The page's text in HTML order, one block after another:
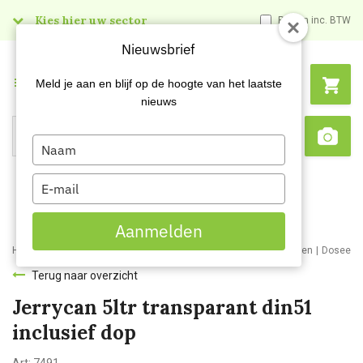
Kies hier uw sector Prijzen inc. BTW
Search
Menu
Home Webshop Schoonmaakartikelen Schoonmaakmaterialen
Terug naar overzicht
Jerrycan 5ltr transparant din51
inclusief dop
Nieuwsbrief
Meld je aan en blijf op de hoogte van het laatste
nieuws
Type
your
name
Type
your
email
Aanmelden